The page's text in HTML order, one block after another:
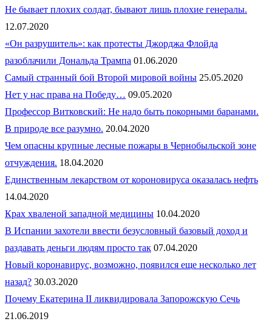
Не бывает плохих солдат, бывают лишь плохие генералы.
12.07.2020
«Он разрушитель»: как протесты Джорджа Флойда
разоблачили Дональда Трампа 01.06.2020
Самый странный бой Второй мировой войны 25.05.2020
Нет у нас права на Победу… 09.05.2020
Профессор Витковский: Не надо быть покорными баранами.
В природе все разумно. 20.04.2020
Чем опасны крупные лесные пожары в Чернобыльской зоне
отчуждения. 18.04.2020
Единственным лекарством от короновируса оказалась нефть
14.04.2020
Крах хваленой западной медицины 10.04.2020
В Испании захотели ввести безусловный базовый доход и
раздавать деньги людям просто так 07.04.2020
Новый коронавирус, возможно, появился еще несколько лет
назад? 30.03.2020
Почему Екатерина II ликвидировала Запорожскую Сечь
21.06.2019